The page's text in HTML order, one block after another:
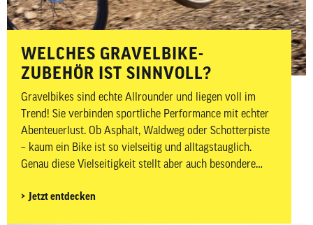
WELCHES GRAVELBIKE-
ZUBEHÖR IST SINNVOLL?
Gravelbikes sind echte Allrounder und liegen voll im
Trend! Sie verbinden sportliche Performance mit echter
Abenteuerlust. Ob Asphalt, Waldweg oder Schotterpiste
– kaum ein Bike ist so vielseitig und alltagstauglich.
Genau diese Vielseitigkeit stellt aber auch besondere
Untergründen, bei längeren Distanzen und abseits
Jetzt entdecken